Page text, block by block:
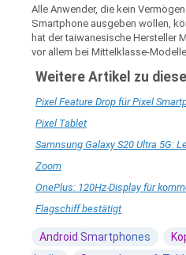
Alle Anwender, die kein
Smartphone ausgeben wollen,
hat der taiwanesische Hersteller
vor allem bei Mittelklasse-
Weitere Artikel zu
Pixel Feature Drop für Pixel
Pixel Tablet
Samnsung Galaxy S20 Ultra 5G:
Zoom
OnePlus: 120Hz-Display für
Flagschiff bestätigt
Android Smartphones